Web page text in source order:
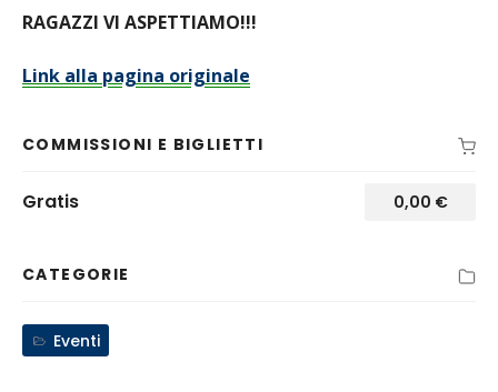
RAGAZZI VI ASPETTIAMO!!!
Link alla pagina originale
COMMISSIONI E BIGLIETTI
Gratis 0,00 €
CATEGORIE
Eventi